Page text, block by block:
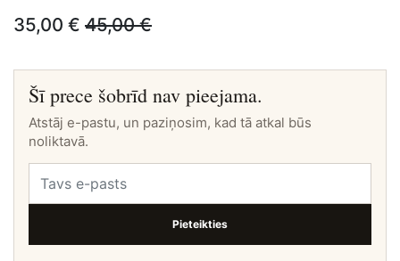
35,00 € 45,00€
Šī prece šobrīd nav pieejama.
Atstāj e-pastu, un paziņosim, kad tā atkal būs
noliktavā.
Pieteikties